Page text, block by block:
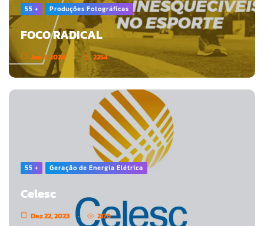
55 + Produções Fotográficas
FOCO RADICAL
Jan 3, 2024 2254
55 + Geração de Energia Elétrica
Celesc
Dez 22, 2023 2176